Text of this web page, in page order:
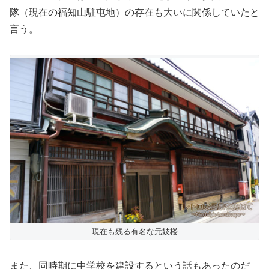
隊（現在の福知山駐屯地）の存在も大いに関係していたと
言う。
現在も残る有名な元妓楼
また、同時期に中学校を建設するという話もあったのだ